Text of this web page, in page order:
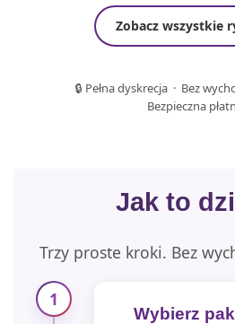
Zobacz wszystkie
🔒 Pełna dyskrecja · Bez
Bezpieczna
Jak to
Trzy proste kroki. Bez
1
Wybierz